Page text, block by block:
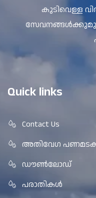
കുടിവെള്ള
Quick links
Contact Us
അതിവേഗ
ഡൗൺലോഡ്
പരാതികൾ